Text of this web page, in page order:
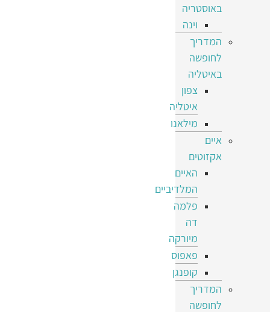
באוסטריה
וינה
המדריך
לחופשה
באיטליה
צפון
איטליה
מילאנו
איים
אקזוטים
האיים
המלדיביים
פלמה
דה
מיורקה
פאפוס
קופנגן
המדריך
לחופשה